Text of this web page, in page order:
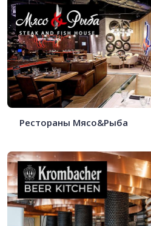
Рестораны Мясо&Рыба